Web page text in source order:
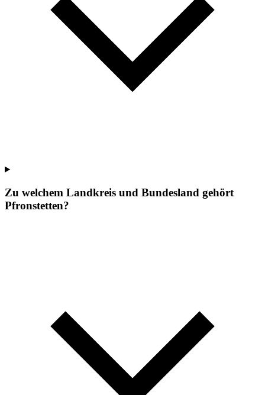
Zu welchem Landkreis und Bundesland gehört
Pfronstetten?